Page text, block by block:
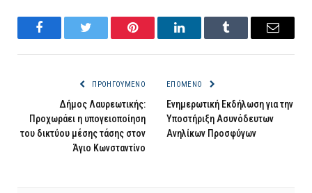
FacebookTwitter Pinterest LinkedInTumblr Email
ΠΡΟΗΓΟΎΜΕΝΟ
Δήμος Λαυρεωτικής:
Προχωράει η υπογειοποίηση
του δικτύου μέσης τάσης στον
Άγιο Κωνσταντίνο
ΕΠΌΜΕΝΟ
Ενημερωτική Εκδήλωση για την
Υποστήριξη Ασυνόδευτων
Ανηλίκων Προσφύγων